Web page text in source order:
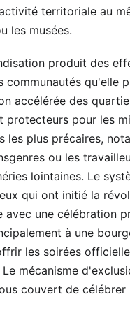
territoriale au
les musées.
produit des
communautés qu'elle
accélérée des
protecteurs pour les
les plus précaires,
ou les
lointaines. Le
qui ont initié la
avec une célébration
à une
les soirées
mécanisme
couvert de célébrer